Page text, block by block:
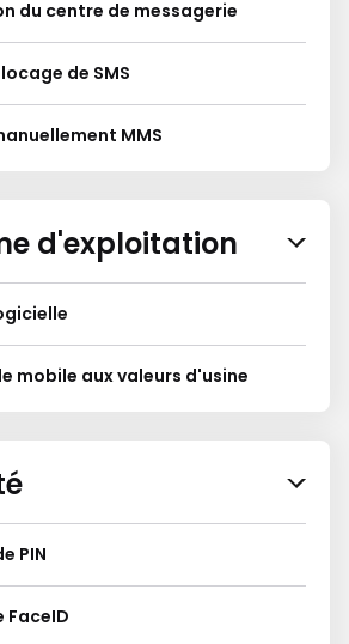
du centre de messagerie
de SMS
MMS
d'exploitation
mobile aux valeurs d'usine
PIN
FaceID